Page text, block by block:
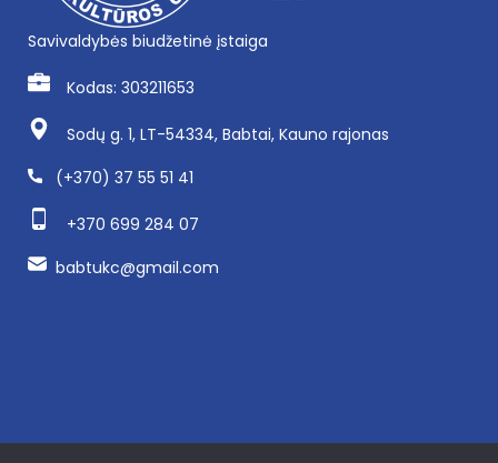
Savivaldybės biudžetinė įstaiga
Kodas: 303211653
Sodų g. 1, LT-54334, Babtai, Kauno rajonas
(+370) 37 55 51 41
+370 699 284 07
babtukc@gmail.com